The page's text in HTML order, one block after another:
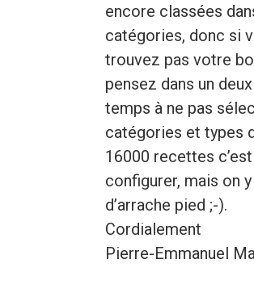
Desserts
Diabete
En vedette
Entrées
Légumes
Pains
Plats
encore classées
catégories, donc si
trouvez pas votre
pensez dans un
temps à ne pas
catégories et types
16000 recettes
configurer, mais on
d’arrache pied ;-).
Cordialement
Pierre-Emmanuel